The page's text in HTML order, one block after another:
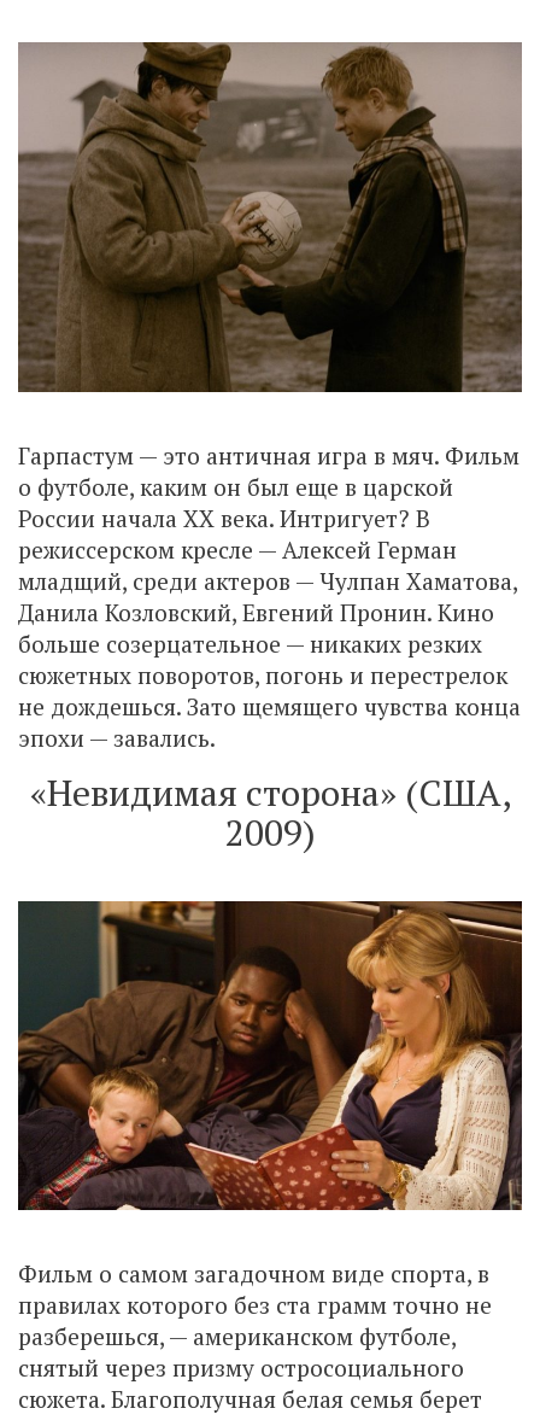
Гарпастум — это античная игра в мяч. Фильм
о футболе, каким он был еще в царской
России начала ХХ века. Интригует? В
режиссерском кресле — Алексей Герман
младщий, среди актеров — Чулпан Хаматова,
Данила Козловский, Евгений Пронин. Кино
больше созерцательное — никаких резких
сюжетных поворотов, погонь и перестрелок
не дождешься. Зато щемящего чувства конца
эпохи — завались.
«Невидимая сторона» (США,
2009)
Фильм о самом загадочном виде спорта, в
правилах которого без ста грамм точно не
разберешься, — американском футболе,
снятый через призму остросоциального
сюжета. Благополучная белая семья берет